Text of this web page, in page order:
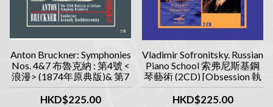
Anton Bruckner: Symphonies
Nos. 4&7 布魯克納 : 第4號 <
浪漫> (1874年原典版)& 第7
號交響曲 (1885年原典版)
(2CD) [Obsession 執念系列]
HKD$225.00
Vladimir Sofronitsky. Russian
Piano School 索弗尼斯基鋼
琴藝術 (2CD) [Obsession 執
念系列]
HKD$225.00